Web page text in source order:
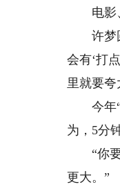
电影、
许梦圆
会有‘打
里就要
今年“
为，5分
“你要
更大。”